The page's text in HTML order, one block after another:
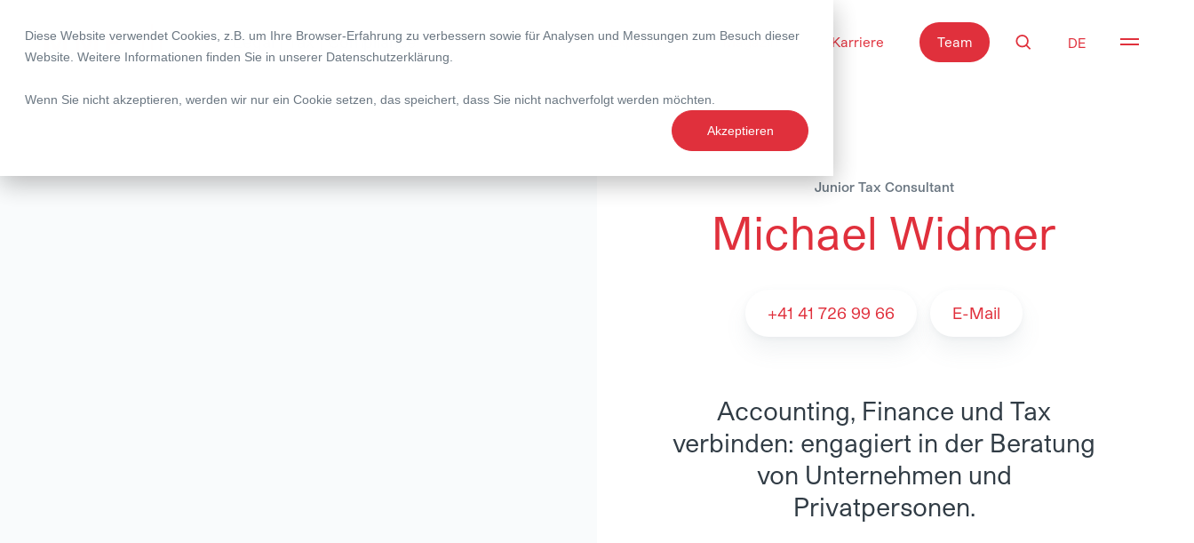
Diese Website verwendet Cookies, z.B. um Ihre Browser-Erfahrung zu verbessern sowie für Analysen und Messungen zum Besuch dieser
Website. Weitere Informationen finden Sie in unserer Datenschutzerklärung
Wenn Sie nicht akzeptieren, werden wir nur ein Cookie setzen, das speichert, dass Sie nicht nachverfolgt werden möchten.
Akzeptieren
Legal | Tax | Compliance Expertise Magazin Karriere Team
Suche
Junior Tax Consultant
Michael Widmer - Team
Michael Widmer
+41 41 726 99 66 E-Mail
Accounting, Finance und Tax
verbinden: engagiert in der Beratung
von Unternehmen und
Privatpersonen.